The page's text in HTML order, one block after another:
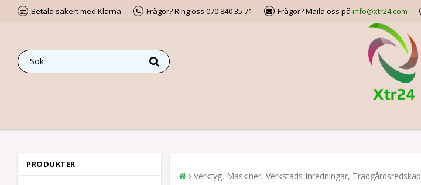
Betala säkert med Klarna Frågor? Ring oss 070 840 35 71 Frågor? Maila oss på info@xtr24.com
PRODUKTER
Verktyg, Maskiner, Verkstads Inredningar, Trädgårdsredskap